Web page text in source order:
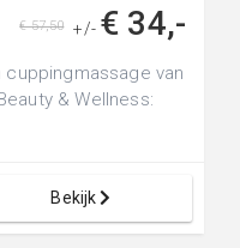
+/- € 34,-
€ 57,50
van
& Wellness:
Bekijk